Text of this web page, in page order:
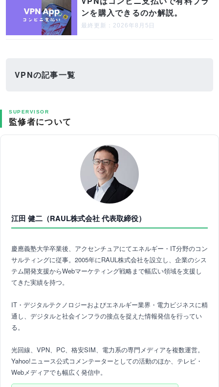
ンを購入できるのか解説。
最終更新：2026年8月5日
VPNの記事一覧
SUPERVISOR
監修者について
江田 健二（RAUL株式会社 代表取締役）
慶應義塾大学卒業後、アクセンチュアにてエネルギー・IT分野のコン
サルティングに従事。2005年にRAUL株式会社を設立し、企業のシス
テム開発支援からWebマーケティング戦略まで幅広い領域を支援し
てきた実績を持つ。
IT・デジタルテクノロジーおよびエネルギー業界・電力ビジネスに精
通し、デジタルと社会インフラの接点を捉えた情報発信を行ってい
る。
光回線、VPN、PC、格安SIM、電力系の専門メディアを複数運営。
Yahoo!ニュース公式コメンテーターとしての活動のほか、テレビ・
Webメディアでも幅広く発信中。